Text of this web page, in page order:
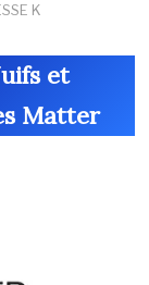
K
et
Matter